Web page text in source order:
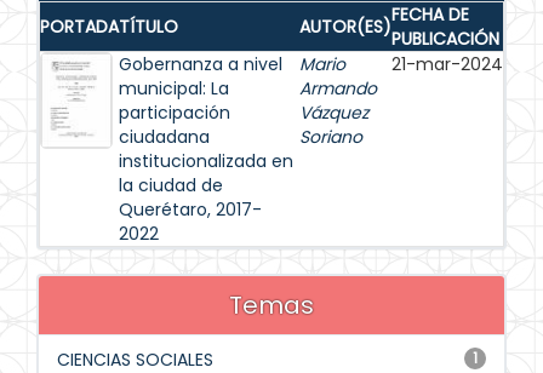
PORTADATÍTULO AUTOR(ES)FECHA DE
PUBLICACIÓN
Gobernanza a nivel
municipal: La
participación
ciudadana
institucionalizada en
la ciudad de
Querétaro, 2017-
2022
Mario
Armando
Vázquez
Soriano
21-mar-2024
Temas
1
CIENCIAS SOCIALES